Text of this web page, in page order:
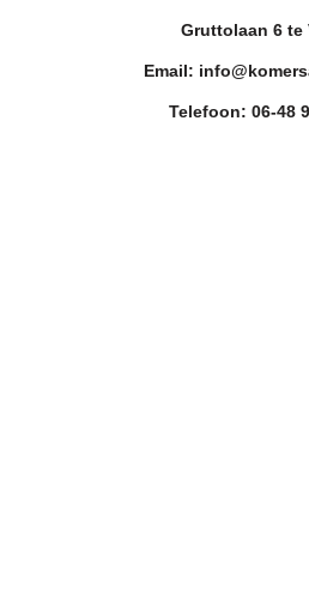
Gruttolaan 6 te
Email:
Telefoon: 06-48